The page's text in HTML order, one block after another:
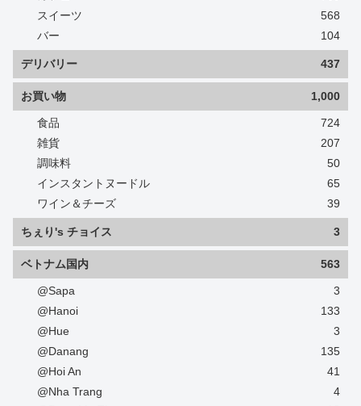
スイーツ
568
バー
104
デリバリー 437
お買い物 1,000
食品
724
雑貨
207
調味料
50
インスタントヌードル
65
ワイン＆チーズ
39
ちぇり's チョイス 3
ベトナム国内 563
@Sapa
3
@Hanoi
133
@Hue
3
@Danang
135
@Hoi An
41
@Nha Trang
4